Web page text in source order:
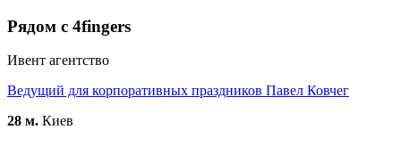
Рядом с 4fingers
Ивент агентство
Ведущий для корпоративных праздников Павел Ковчег
28 м. Киев